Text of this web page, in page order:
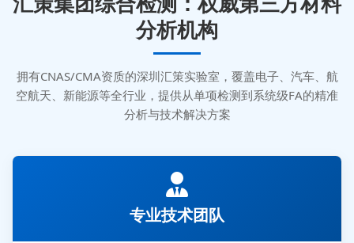
分析机构
拥有CNAS/CMA资质的深圳汇策实验室，覆盖电子、汽车、航
空航天、新能源等全行业，提供从单项检测到系统级FA的精准
分析与技术解决方案
专业技术团队